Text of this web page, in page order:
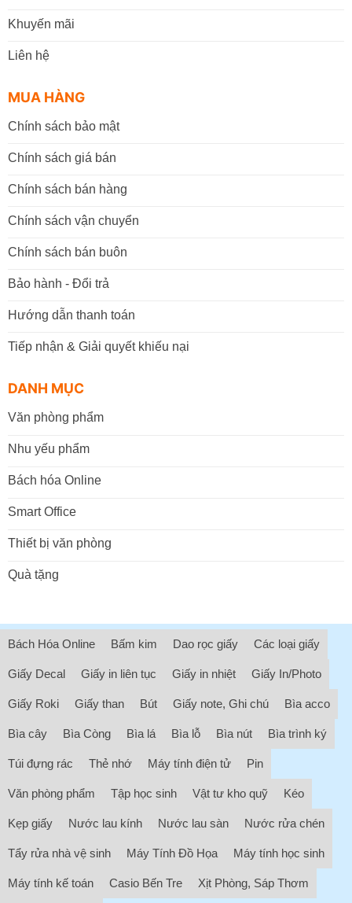
096.339.3566
Khuyến mãi
Liên hệ
MUA HÀNG
Chính sách bảo mật
Chính sách giá bán
Chính sách bán hàng
Chính sách vận chuyển
Chính sách bán buôn
Bảo hành - Đổi trả
Hướng dẫn thanh toán
Tiếp nhận & Giải quyết khiếu nại
DANH MỤC
Văn phòng phẩm
Nhu yếu phẩm
Bách hóa Online
Smart Office
Thiết bị văn phòng
Quà tặng
Bách Hóa Online Bấm kim Dao rọc giấy Các loại giấy
Giấy Decal Giấy in liên tục Giấy in nhiệt Giấy In/Photo
Giấy Roki Giấy than Bút Giấy note, Ghi chú Bìa acco
Bìa cây Bìa Còng Bìa lá Bìa lỗ Bìa nút Bìa trình ký
Túi đựng rác Thẻ nhớ Máy tính điện tử Pin
Văn phòng phẩm Tập học sinh Vật tư kho quỹ Kéo
Kẹp giấy Nước lau kính Nước lau sàn Nước rửa chén
Tẩy rửa nhà vệ sinh Máy Tính Đồ Họa Máy tính học sinh
Máy tính kế toán Casio Bến Tre Xịt Phòng, Sáp Thơm